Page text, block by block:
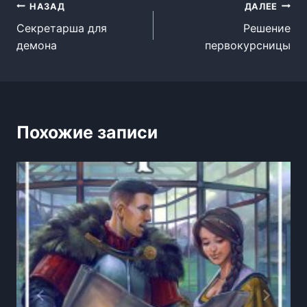
Навигация
по
НАЗАД
Секретарша для
демона
ДАЛЕЕ
Решение
первокурсницы
Похожие записи